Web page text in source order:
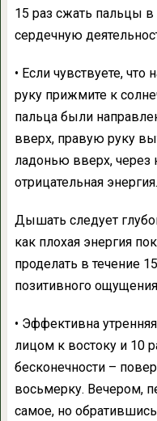
15 раз сжать пальцы в
сердечную
• Если чувствуете,
руку прижмите к
пальца были
вверх, правую руку
ладонью вверх, через
отрицательная энергия.
Дышать следует
как плохая энергия
проделать в течение
позитивного
• Эффективна
лицом к востоку и 10
бесконечности –
восьмерку. Вечером,
самое, но